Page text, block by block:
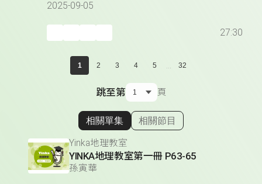
2025-09-05
27:30
1 2 3 4 5 ... 32
跳至第 頁
顯示相關單集
相關單集 相關節目
Yinka地理教室
YINKA地理教室第一冊 P63-65
孫寅華